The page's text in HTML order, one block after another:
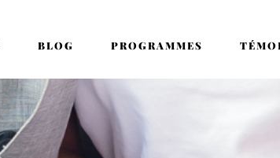
BLOG PROGRAMMES